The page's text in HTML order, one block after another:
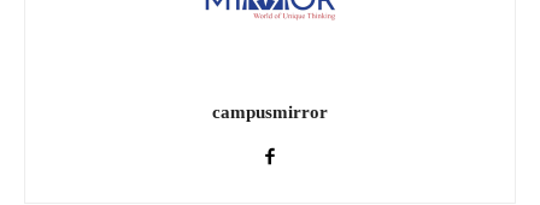
campusmirror